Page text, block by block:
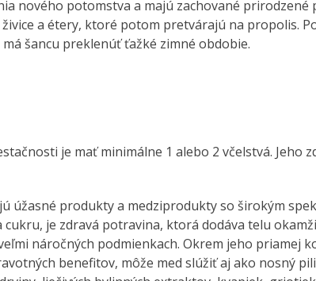
nového potomstva a majú zachované prirodzené
a étery, ktoré potom pretvárajú na propolis.
šancu preklenúť ťažké zimné obdobie.
je mať minimálne 1 alebo 2 včelstvá. Jeho
úžasné produkty a medziprodukty so širokým
cukru, je zdravá potravina, ktorá dodáva telu
náročných podmienkach. Okrem jeho priamej
benefitov, môže med slúžiť aj ako nosný